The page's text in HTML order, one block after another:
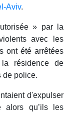
Aviv.
» par la
avec les
ont été arrêtées
résidence de
de police.
d'expulser
alors qu’ils les